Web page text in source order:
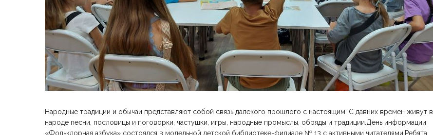
Народные традиции и обычаи представляют собой связь далекого прошлого с настоящим. С давних времен живут в
народе песни, пословицы и поговорки, частушки, игры, народные промыслы, обряды и традиции.День информации
«Фольклорная азбука» состоялся в модельной детской библиотеке-филиале № 13 с активными читателями.Ребята